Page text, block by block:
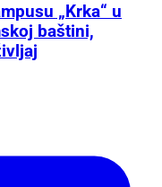
„Krka“ u
baštini,